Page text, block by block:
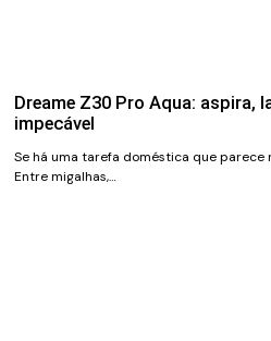
Dreame Z30 Pro Aqua: aspira,
impecável
Se há uma tarefa doméstica que parece
Entre migalhas,…